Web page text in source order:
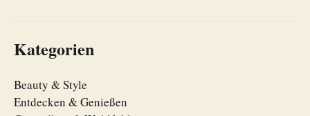
Kategorien
Beauty & Style
Entdecken & Genießen